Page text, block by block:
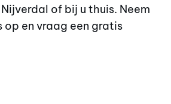
of bij u thuis. Neem
en vraag een gratis